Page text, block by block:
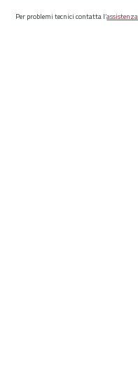
Per problemi tecnici contatta l’